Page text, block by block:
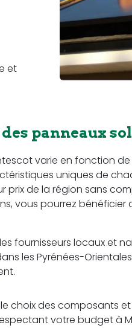
et
panneaux
varie en fonction
uniques de
prix de la région sans
vous pourrez bénéficier
fournisseurs locaux et
les Pyrénées-
choix des composants
votre budget à